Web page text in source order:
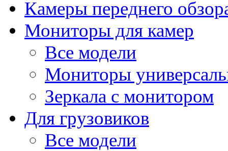
Камеры переднего
Мониторы для камер
Все модели
Мониторы
Зеркала с монитором
Для грузовиков
Все модели